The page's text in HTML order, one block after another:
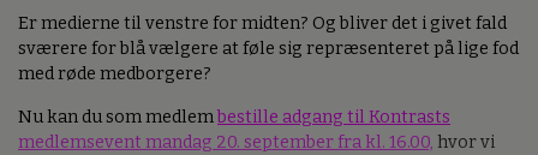
Er medierne til venstre for midten? Og bliver det i givet fald
sværere for blå vælgere at føle sig repræsenteret på lige fod
med røde medborgere?
Nu kan du som medlembestille adgang til Kontrasts
medlemsevent mandag 20. september fra kl. 16.00, hvor vi